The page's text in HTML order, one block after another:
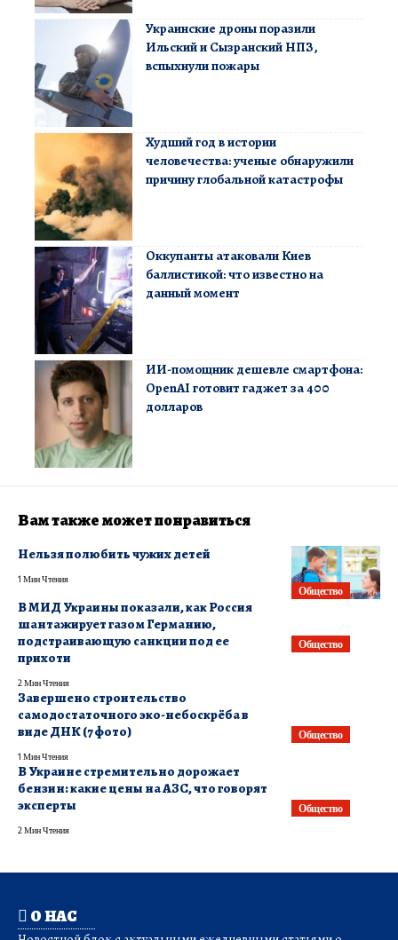
Украинские дроны поразили
Ильский и Сызранский НПЗ,
вспыхнули пожары
Худший год в истории
человечества: ученые обнаружили
причину глобальной катастрофы
Оккупанты атаковали Киев
баллистикой: что известно на
данный момент
ИИ-помощник дешевле смартфона:
OpenAI готовит гаджет за 400
долларов
Вам также может понравиться
Общество
Нельзя полюбить чужих детей
1 Мин Чтения
Общество
В МИД Украины показали, как Россия
шантажирует газом Германию,
подстраивающую санкции под ее
прихоти
2 Мин Чтения
Общество
Завершено строительство
самодостаточного эко-небоскрёба в
виде ДНК (7 фото)
1 Мин Чтения
Общество
В Украине стремительно дорожает
бензин: какие цены на АЗС, что говорят
эксперты
2 Мин Чтения
О НАС